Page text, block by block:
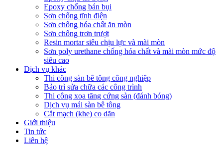
Epoxy chống bán bụi
Sơn chống tĩnh điện
Sơn chống hóa chất ăn mòn
Sơn chống trơn trượt
Resin mortar siêu chịu lực và mài mòn
Sơn poly urethane chống hóa chất và mài mòn mức độ
siêu cao
Dịch vụ khác
Thi công sàn bê tông công nghiệp
Bảo trì sửa chữa các công trình
Thi công xoa tăng cứng sàn (đánh bóng)
Dịch vụ mái sàn bê tông
Cắt mạch (khe) co dãn
Giới thiệu
Tin tức
Liên hệ